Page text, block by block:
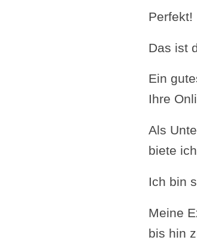
Perfekt!
Das ist
Ein
Ihre
Als
biete
Ich bin
Meine
bis hin